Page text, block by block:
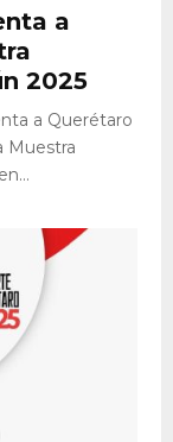
a
2025
a Querétaro
Muestra